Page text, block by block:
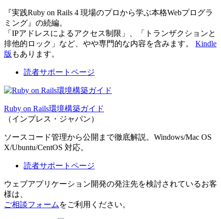
『実践Ruby on Rails 4 現場のプロから学ぶ本格Webプログラ
ミング』の続編。
「IPアドレスによるアクセス制限」、「トランザクションと
排他的ロック」など、やや専門的な内容を含みます。 Kindle
版 もあります。
読者サポートページ
Ruby on Rails環境構築ガイド
（インプレス・ジャパン）
ソースコード管理から公開まで徹底解説。Windows/Mac OS
X/Ubuntu/CentOS 対応。
読者サポートページ
ウェブアプリケーション開発の発注先を検討されているお客
様は、
ご相談フォーム をご利用ください。